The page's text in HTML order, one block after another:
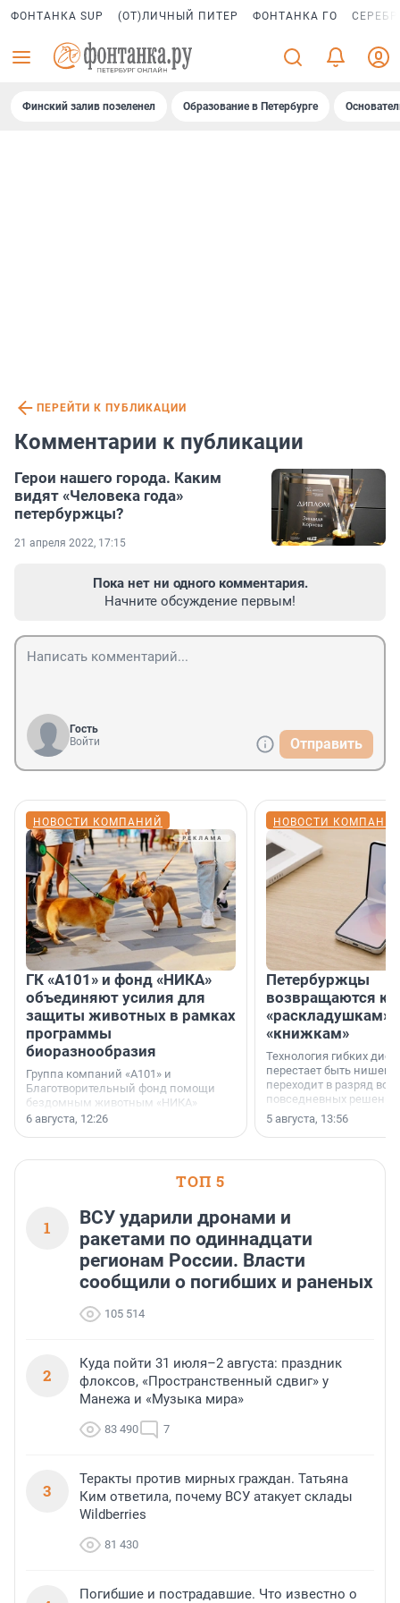
ФОНТАНКА SUP (ОТ)ЛИЧНЫЙ ПИТЕР ФОНТАНКА ГО
Финский залив позеленел Образование в Петербурге
ПЕРЕЙТИ К ПУБЛИКАЦИИ
Комментарии к публикации
Герои нашего города. Каким
видят «Человека года»
петербуржцы?
21 апреля 2022, 17:15
Пока нет ни одного комментария.
Начните обсуждение первым!
Гость
Войти
Отправить
НОВОСТИ КОМПАНИЙ
ГК «А101» и фонд «НИКА»
объединяют усилия для
защиты животных в рамках
программы
биоразнообразия
Группа компаний «А101» и
Благотворительный фонд помощи
бездомным животным «НИКА»
заключили соглашение о
6 августа, 12:26
НОВОСТИ
Петербуржцы
возвращаются к
«раскладушкам»
«книжкам»
Технология гибких
перестает быть
переходит в разряд
повседневных
5 августа, 13:56
ТОП 5
1
ВСУ ударили дронами и
ракетами по одиннадцати
регионам России. Власти
сообщили о погибших и раненых
105 514
2
Куда пойти 31 июля–2 августа: праздник
флоксов, «Пространственный сдвиг» у
Манежа и «Музыка мира»
83 490 7
3
Теракты против мирных граждан. Татьяна
Ким ответила, почему ВСУ атакует склады
Wildberries
81 430
Погибшие и пострадавшие. Что известно о